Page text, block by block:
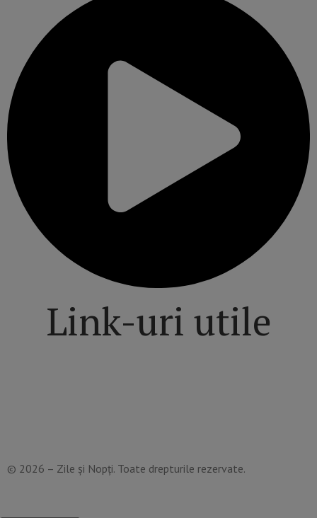
Link-uri utile
© 2026 – Zile și Nopți. Toate drepturile rezervate.